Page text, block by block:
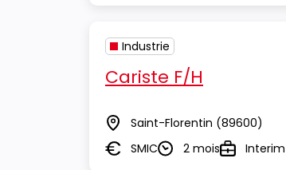
Industrie
Cariste F/H
Lieu Saint-Florentin (89600)
Salaire
SMICDurée2 moisTypeInterim